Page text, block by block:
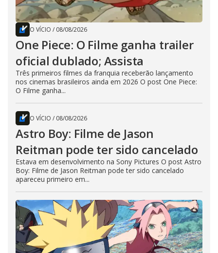
O VÍCIO / 08/08/2026
One Piece: O Filme ganha trailer
oficial dublado; Assista
Três primeiros filmes da franquia receberão lançamento
nos cinemas brasileiros ainda em 2026 O post One Piece:
O Filme ganha...
O VÍCIO / 08/08/2026
Astro Boy: Filme de Jason
Reitman pode ter sido cancelado
Estava em desenvolvimento na Sony Pictures O post Astro
Boy: Filme de Jason Reitman pode ter sido cancelado
apareceu primeiro em...